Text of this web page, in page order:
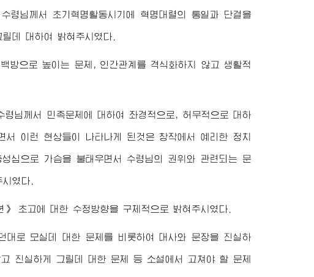
수령님께서 초기혁명활동시기에 혁명대렬의 통일과 단결을
데 대하여 밝혀주시였다.
방으로 높이는 문제, 인간관계를 격식화하지 않고 생활적
령님께서 민족문제에 대하여 좌경적으로, 허무적으로 대하
이런 현상들이 나타나게 된것은 창작에서 예리한 정치
심으로 가슴을 불태우면서 수령님의 권위와 관련되는 문
였다.
초고에 대한 수정방향을 구체적으로 밝혀주시였다.
대로 모실데 대한 문제를 비롯하여 대사와 문장을 진실하
진실하게 그릴데 대한 문제 등 소설에서 고쳐야 할 문제